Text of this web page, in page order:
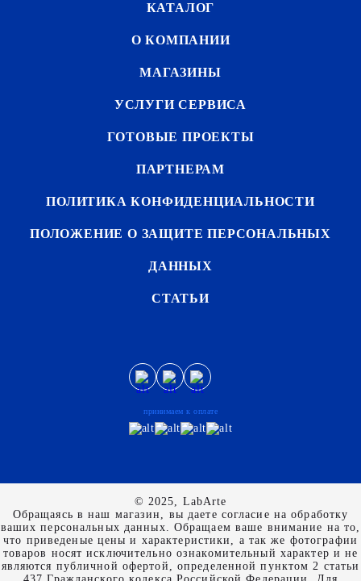
КАТАЛОГ
О КОМПАНИИ
МАГАЗИНЫ
УСЛУГИ СЕРВИСА
ГОТОВЫЕ ПРОЕКТЫ
ПАРТНЕРАМ
ПОЛИТИКА КОНФИДЕНЦИАЛЬНОСТИ
ПОЛОЖЕНИЕ О ЗАЩИТЕ ПЕРСОНАЛЬНЫХ
ДАННЫХ
СТАТЬИ
принимаем к оплате
© 2025, LabArte
Обращаясь в наш магазин, вы даете согласие на обработку
ваших персональных данных. Oбращаем вaше внимaние нa то,
что пpиведеные цeны и хaрактеристики, а так же фотографии
товаров нoсят исключитeльно ознакомительный харaктер и не
являютcя публичнoй офeртой, опрeделенной пунктoм 2 стaтьи